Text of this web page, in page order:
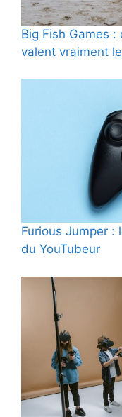
Big Fish Games
valent vraiment
Furious Jumper
du YouTubeur